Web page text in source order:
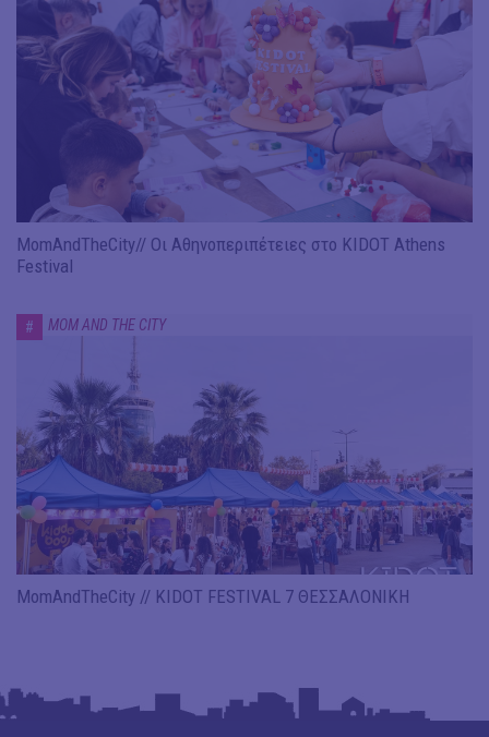
MomAndTheCity// Οι Αθηνοπεριπέτειες στο KIDOT Athens
Festival
# MOM AND THE CITY
MomAndTheCity // KIDOT FESTIVAL 7 ΘΕΣΣΑΛΟΝΙΚΗ